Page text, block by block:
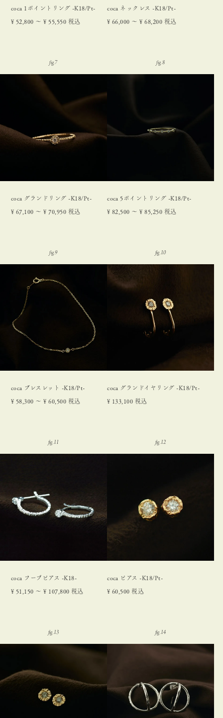
coca 1ポイントリング -K18/Pt-
¥ 52,800 〜 ¥ 55,550 税込
coca ネックレス -K18/Pt-
¥ 66,000 〜 ¥ 68,200 税込
coca グランドリング -K18/Pt-
¥ 67,100 〜 ¥ 70,950 税込
coca 5ポイントリング -K18/Pt-
¥ 82,500 〜 ¥ 85,250 税込
coca ブレスレット -K18/Pt-
¥ 58,300 〜 ¥ 60,500 税込
coca グランドイヤリング -K18/Pt-
¥ 133,100 税込
coca フープピアス -K18-
¥ 51,150 〜 ¥ 107,800 税込
coca ピアス -K18/Pt-
¥ 60,500 税込